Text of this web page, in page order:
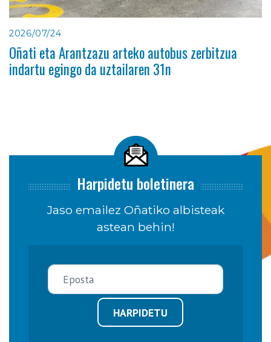
2026/07/24
Oñati eta Arantzazu arteko autobus zerbitzua
indartu egingo da uztailaren 31n
Harpidetu boletinera
Jaso emailez Oñatiko albisteak
astean behin!
HARPIDETU